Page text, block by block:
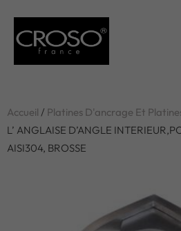
Accueil / Platines D'ancrage Et
L’ ANGLAISE D’ANGLE
AISI304, BROSSE